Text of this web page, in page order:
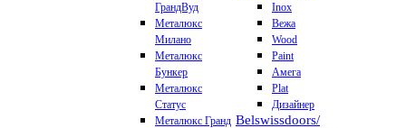
ГрандВуд
Металюкс
Милано
Металюкс
Бункер
Металюкс
Статус
Металюкс Гранд
Inox
Вежа
Wood
Paint
Амега
Plat
Дизайнер
Belswissdoors/